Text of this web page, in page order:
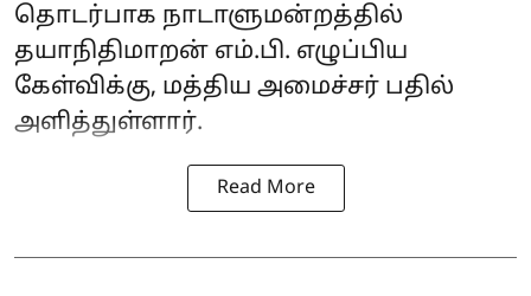
தொடர்பாக நாடாளுமன்றத்தில்
தயாநிதிமாறன் எம்.பி. எழுப்பிய
கேள்விக்கு, மத்திய அமைச்சர் பதில்
அளித்துள்ளார்.
Read More